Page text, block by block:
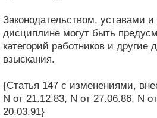
Законодательством, уставами
дисциплине могут быть
категорий работников и другие
взыскания.
{Статья 147 с изменениями,
N от 21.12.83, N от 27.06.86, N
20.03.91}